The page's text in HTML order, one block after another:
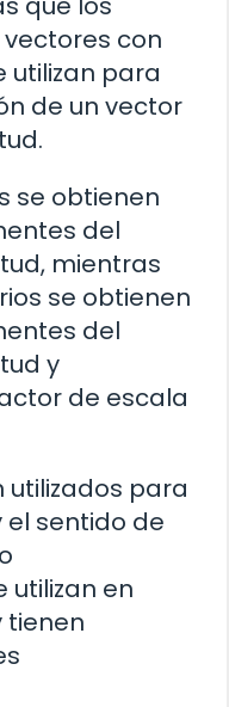
con
utilizan para
de un vector
se obtienen
del
mientras
se obtienen
del
y
de escala
para
el sentido de
utilizan en
tienen